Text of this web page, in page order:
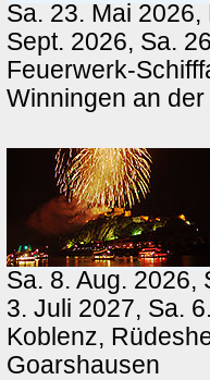
Sa. 23. Mai
Sept. 2026, Sa.
Feuerwerk-
Winningen an
Sa. 8. Aug. 2026,
3. Juli 2027, Sa.
Koblenz,
Goarshausen